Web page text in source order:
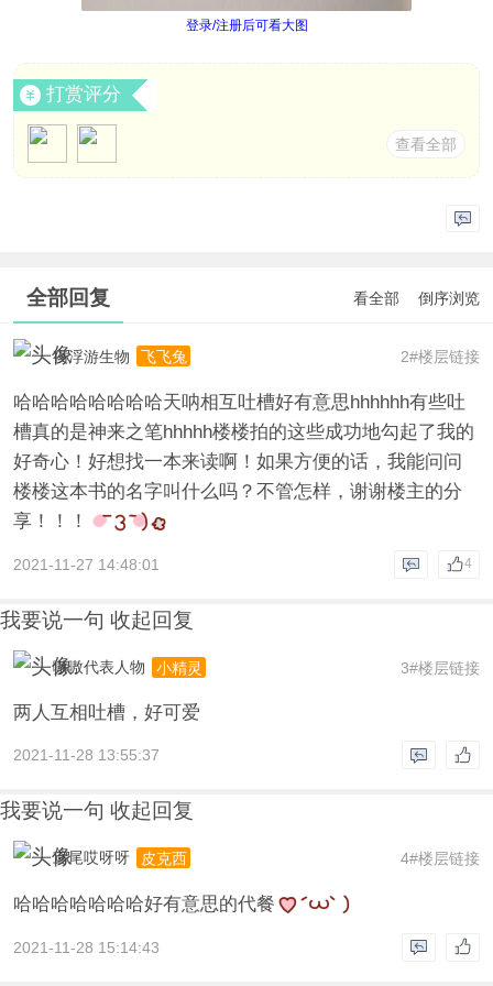
登录/注册后可看大图
打赏评分
查看全部
全部回复 看全部 倒序浏览
2#楼层链接
夜浮游生物 飞飞兔
哈哈哈哈哈哈哈哈天呐相互吐槽好有意思hhhhhh有些吐
槽真的是神来之笔hhhhh楼楼拍的这些成功地勾起了我的
好奇心！好想找一本来读啊！如果方便的话，我能问问
楼楼这本书的名字叫什么吗？不管怎样，谢谢楼主的分
享！！！
2021-11-27 14:48:01 4
我要说一句 收起回复
3#楼层链接
嗷嗷代表人物 小精灵
两人互相吐槽，好可爱
2021-11-28 13:55:37
我要说一句 收起回复
4#楼层链接
鸢尾哎呀呀 皮克西
哈哈哈哈哈哈哈好有意思的代餐
2021-11-28 15:14:43